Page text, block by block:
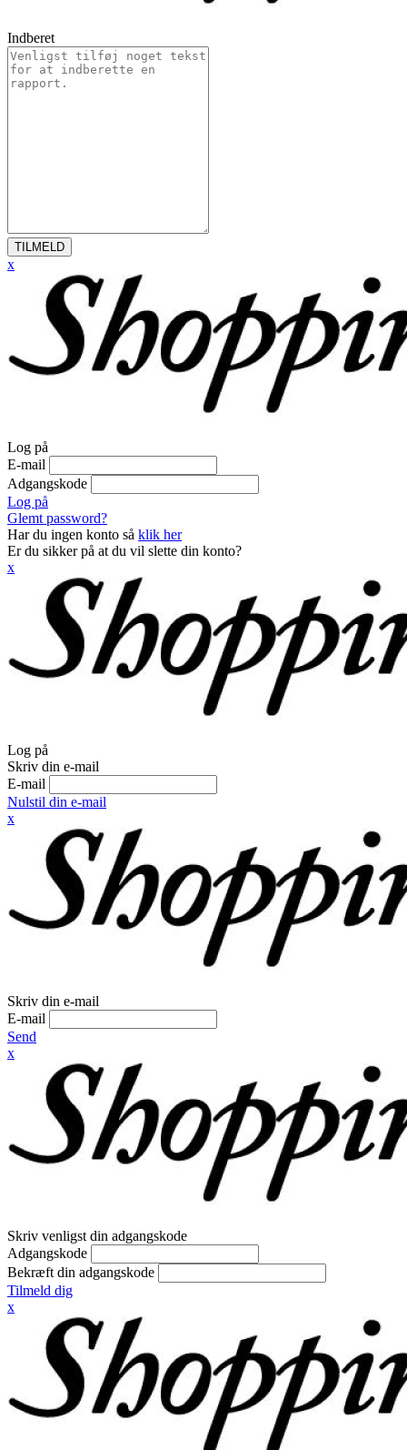
Indberet
TILMELD
x
Log på
E-mail
Adgangskode
Log på
Glemt password?
Har du ingen konto så klik her
Er du sikker på at du vil slette din konto?
x
Log på
Skriv din e-mail
E-mail
Nulstil din e-mail
x
Skriv din e-mail
E-mail
Send
x
Skriv venligst din adgangskode
Adgangskode
Bekræft din adgangskode
Tilmeld dig
x